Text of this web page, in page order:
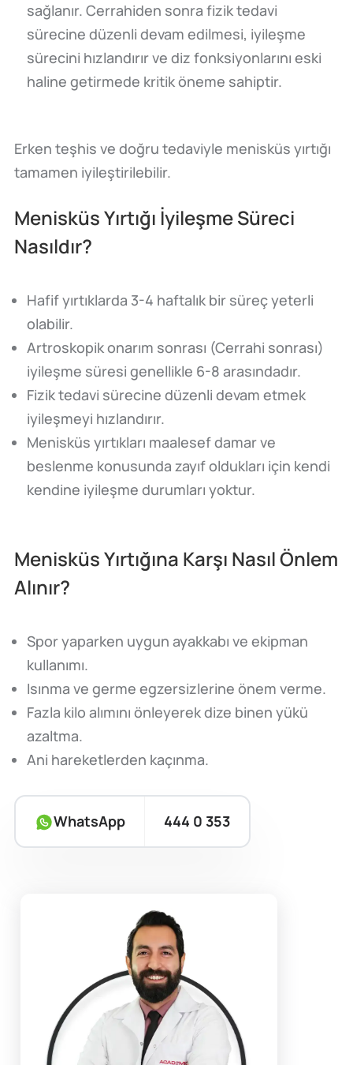
sağlanır. Cerrahiden sonra fizik tedavi
sürecine düzenli devam edilmesi, iyileşme
sürecini hızlandırır ve diz fonksiyonlarını eski
haline getirmede kritik öneme sahiptir.
Erken teşhis ve doğru tedaviyle menisküs yırtığı
tamamen iyileştirilebilir.
Menisküs Yırtığı İyileşme Süreci
Nasıldır?
Hafif yırtıklarda 3-4 haftalık bir süreç yeterli
olabilir.
Artroskopik onarım sonrası (Cerrahi sonrası)
iyileşme süresi genellikle 6-8 arasındadır.
Fizik tedavi sürecine düzenli devam etmek
iyileşmeyi hızlandırır.
Menisküs yırtıkları maalesef damar ve
beslenme konusunda zayıf oldukları için kendi
kendine iyileşme durumları yoktur.
Menisküs Yırtığına Karşı Nasıl Önlem
Alınır?
Spor yaparken uygun ayakkabı ve ekipman
kullanımı.
Isınma ve germe egzersizlerine önem verme.
Fazla kilo alımını önleyerek dize binen yükü
azaltma.
Ani hareketlerden kaçınma.
WhatsApp 444 0 353